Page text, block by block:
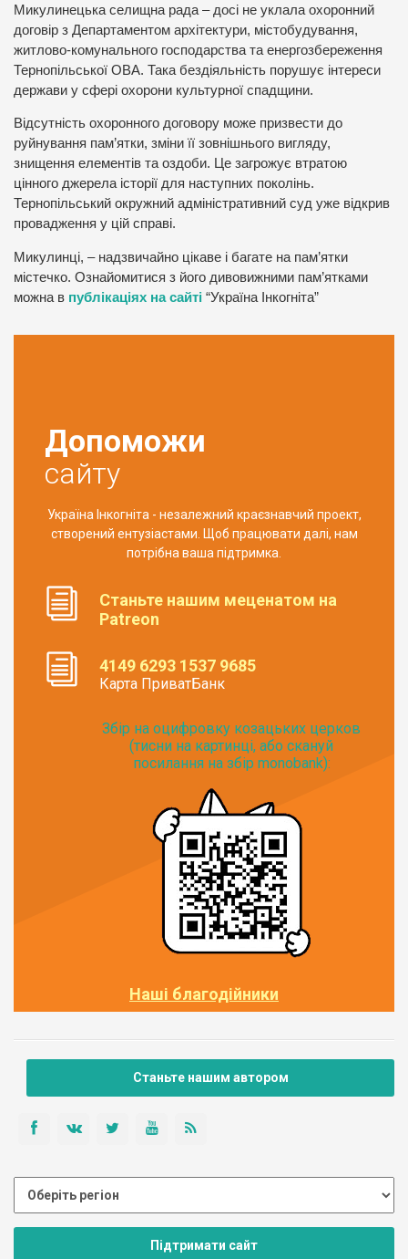
Микулинецька селищна рада – досі не уклала охоронний
договір з Департаментом архітектури, містобудування,
житлово-комунального господарства та енергозбереження
Тернопільської ОВА. Така бездіяльність порушує інтереси
держави у сфері охорони культурної спадщини.
Відсутність охоронного договору може призвести до
руйнування пам’ятки, зміни її зовнішнього вигляду,
знищення елементів та оздоби. Це загрожує втратою
цінного джерела історії для наступних поколінь.
Тернопільський окружний адміністративний суд уже відкрив
провадження у цій справі.
Микулинці, – надзвичайно цікаве і багате на пам’ятки
містечко. Ознайомитися з його дивовижними пам’ятками
можна в публікаціях на сайті “Україна Інкогніта”
Допоможи
сайту
Україна Інкогніта - незалежний краєзнавчий проект,
створений ентузіастами. Щоб працювати далі, нам
потрібна ваша підтримка.
Станьте нашим меценатом на
Patreon
4149 6293 1537 9685
Карта ПриватБанк
Збір на оцифровку козацьких церков
(тисни на картинці, або скануй
посилання на збір monobank):
Наші благодійники
Станьте нашим автором
Підтримати сайт